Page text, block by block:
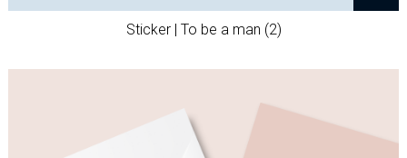
Sticker | To be a man (2)